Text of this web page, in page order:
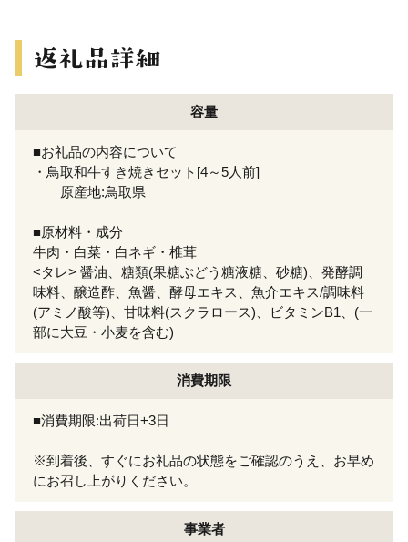
容量
■お礼品の内容について
・鳥取和牛すき焼きセット[4～5人前]
原産地:鳥取県
■原材料・成分
牛肉・白菜・白ネギ・椎茸
<タレ> 醤油、糖類(果糖ぶどう糖液糖、砂糖)、発酵調
味料、醸造酢、魚醤、酵母エキス、魚介エキス/調味料
(アミノ酸等)、甘味料(スクラロース)、ビタミンB1、(一
部に大豆・小麦を含む)
消費期限
■消費期限:出荷日+3日
※到着後、すぐにお礼品の状態をご確認のうえ、お早め
にお召し上がりください。
事業者